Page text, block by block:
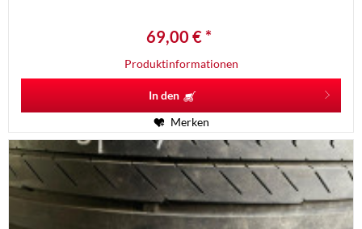
69,00 € *
Produktinformationen
In den
Merken